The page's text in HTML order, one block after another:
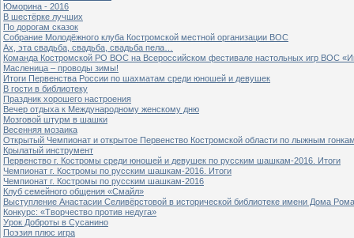
Юморина - 2016
В шестёрке лучших
По дорогам сказок
Собрание Молодёжного клуба Костромской местной организации ВОС
Ах, эта свадьба, свадьба, свадьба пела…
Команда Костромской РО ВОС на Всероссийском фестивале настольных игр ВОС
Масленица – проводы зимы!
Итоги Первенства России по шахматам среди юношей и девушек
В гости в библиотеку
Праздник хорошего настроения
Вечер отдыха к Международному женскому дню
Мозговой штурм в шашки
Весенняя мозаика
Открытый Чемпионат и открытое Первенство Костромской области по лыжным
Крылатый инструмент
Первенство г. Костромы среди юношей и девушек по русским шашкам-2016. Итоги
Чемпионат г. Костромы по русским шашкам-2016. Итоги
Чемпионат г. Костромы по русским шашкам-2016
Клуб семейного общения «Смайл»
Выступление Анастасии Селивёрстовой в исторической библиотеке имени Дома
Конкурс: «Творчество против недуга»
Урок Доброты в Сусанино
Поэзия плюс игра